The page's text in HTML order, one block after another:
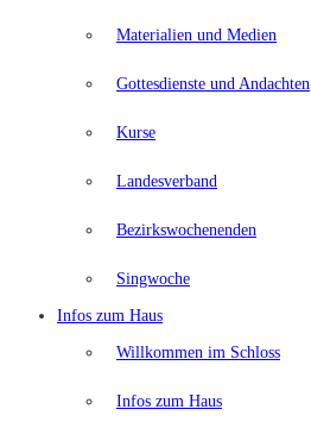
Materialien und Medien
Gottesdienste und Andachten
Kurse
Landesverband
Bezirkswochenenden
Singwoche
Infos zum Haus
Willkommen im Schloss
Infos zum Haus